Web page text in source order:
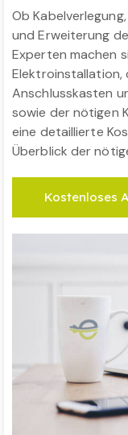
Ob
und Erweiterung
Experten machen
Elektroinstallation,
Anschlusskasten
sowie der nötigen
eine detaillierte
Überblick der
Kostenloses